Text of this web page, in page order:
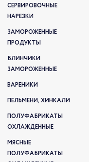
СЕРВИРОВОЧНЫЕ
НАРЕЗКИ
ЗАМОРОЖЕННЫЕ
ПРОДУКТЫ
БЛИНЧИКИ
ЗАМОРОЖЕННЫЕ
ВАРЕНИКИ
ПЕЛЬМЕНИ, ХИНКАЛИ
ПОЛУФАБРИКАТЫ
ОХЛАЖДЕННЫЕ
МЯСНЫЕ
ПОЛУФАБРИКАТЫ